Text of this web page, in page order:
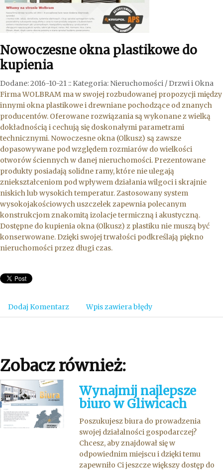
Nowoczesne okna plastikowe do
kupienia
Dodane: 2016-10-21 :: Kategoria: Nieruchomości / Drzwi i Okna
Firma WOLBRAM ma w swojej rozbudowanej propozycji między
innymi okna plastikowe i drewniane pochodzące od znanych
producentów. Oferowane rozwiązania są wykonane z wielką
dokładnością i cechują się doskonałymi parametrami
technicznymi. Nowoczesne okna (Olkusz) są zawsze
dopasowywane pod względem rozmiarów do wielkości
otworów ściennych w danej nieruchomości. Prezentowane
produkty posiadają solidne ramy, które nie ulegają
zniekształceniom pod wpływem działania wilgoci i skrajnie
niskich lub wysokich temperatur. Zastosowany system
wysokojakościowych uszczelek zapewnia polecanym
konstrukcjom znakomitą izolacje termiczną i akustyczną.
Dostępne do kupienia okna (Olkusz) z plastiku nie muszą być
konserwowane. Dzięki swojej trwałości podkreślają piękno
nieruchomości przez długi czas.
Dodaj Komentarz Wpis zawiera błędy
Zobacz również:
Wynajmij najlepsze
biuro w Gliwicach
Poszukujesz biura do prowadzenia
swojej działalności gospodarczej?
Chcesz, aby znajdował się w
odpowiednim miejscu i dzięki temu
zapewniło Ci jeszcze większy dostęp do